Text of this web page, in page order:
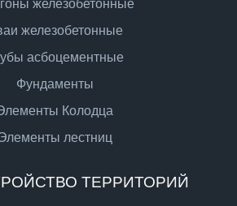
железобетонные
железобетонные
асбоцементные
Фундаменты
Колодца
лестниц
ТЕРРИТОРИЙ